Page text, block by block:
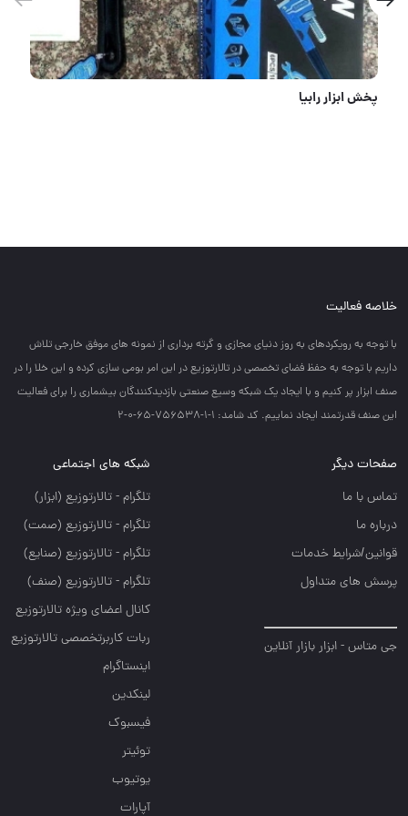
#شارژ_مجدد
خلاصه فعالیت
با توجه به رويكردهاي به روز دنياي مجازي و گرته برداري از نمونه هاي موفق خارجي تلاش
داريم با توجه به حفظ فضاي تخصصي در تالارتوزيع در اين امر بومي سازي كرده و اين خلا را در
صنف ابزار پر كنيم و با ايجاد يك شبكه وسيع صنعتي بازديدكنندگان بيشماري را براي فعاليت
اين صنف قدرتمند ايجاد نماييم. کد شامد: 1-1-756538-65-0-2
صفحات دیگر
تماس با ما
درباره ما
قوانین/شرایط خدمات
پرسش های متداول
جی متاس - ابزار بازار آنلاین
شبکه های اجتماعی
تلگرام - تالارتوزيع (ابزار)
تلگرام - تالارتوزيع (صمت)
تلگرام - تالارتوزيع (صنايع)
تلگرام - تالارتوزیع (صنف)
کانال اعضای ویژه تالارتوزیع
ربات کاربرتخصصی تالارتوزیع
اینستاگرام
لینکدین
فیسبوک
توئیتر
یوتیوب
آپارات